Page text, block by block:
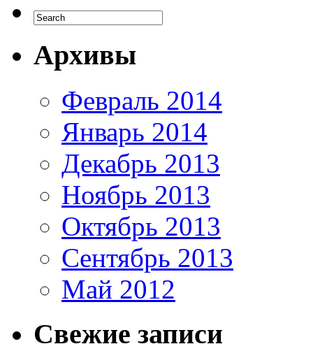
Архивы
Февраль 2014
Январь 2014
Декабрь 2013
Ноябрь 2013
Октябрь 2013
Сентябрь 2013
Май 2012
Свежие записи